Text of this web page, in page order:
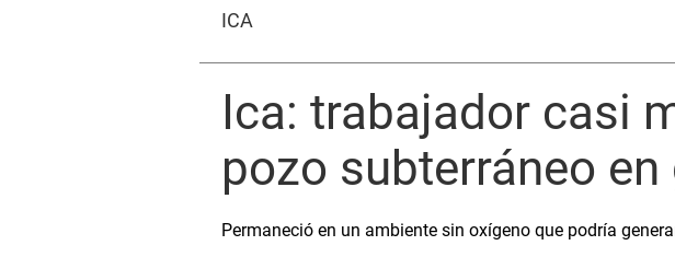
ICA
Ica: trabajador casi
pozo subterráneo
Permaneció en un ambiente sin oxígeno que podría